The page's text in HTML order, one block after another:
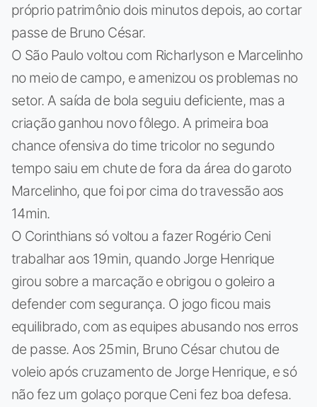
próprio patrimônio dois minutos depois, ao cortar
passe de Bruno César.
O São Paulo voltou com Richarlyson e Marcelinho
no meio de campo, e amenizou os problemas no
setor. A saída de bola seguiu deficiente, mas a
criação ganhou novo fôlego. A primeira boa
chance ofensiva do time tricolor no segundo
tempo saiu em chute de fora da área do garoto
Marcelinho, que foi por cima do travessão aos
14min.
O Corinthians só voltou a fazer Rogério Ceni
trabalhar aos 19min, quando Jorge Henrique
girou sobre a marcação e obrigou o goleiro a
defender com segurança. O jogo ficou mais
equilibrado, com as equipes abusando nos erros
de passe. Aos 25min, Bruno César chutou de
voleio após cruzamento de Jorge Henrique, e só
não fez um golaço porque Ceni fez boa defesa.